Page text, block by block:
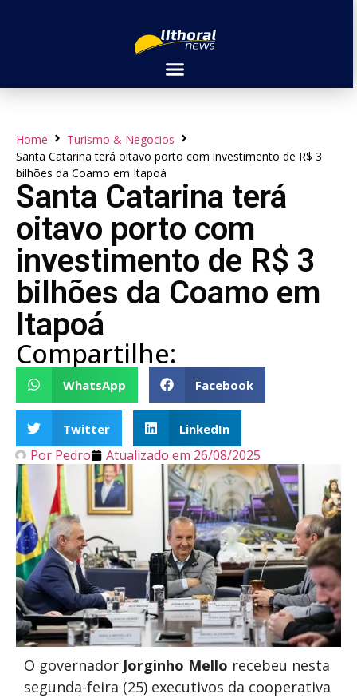
Home
Turismo & Negocios
Santa Catarina terá oitavo porto com investimento de R$ 3
bilhões da Coamo em Itapoá
Santa Catarina terá
oitavo porto com
investimento de R$ 3
bilhões da Coamo em
Itapoá
Compartilhe:
WhatsApp Facebook
Twitter LinkedIn
Por Pedro Atualizado em 26/08/2025
O governador Jorginho Mello recebeu nesta
segunda-feira (25) executivos da cooperativa